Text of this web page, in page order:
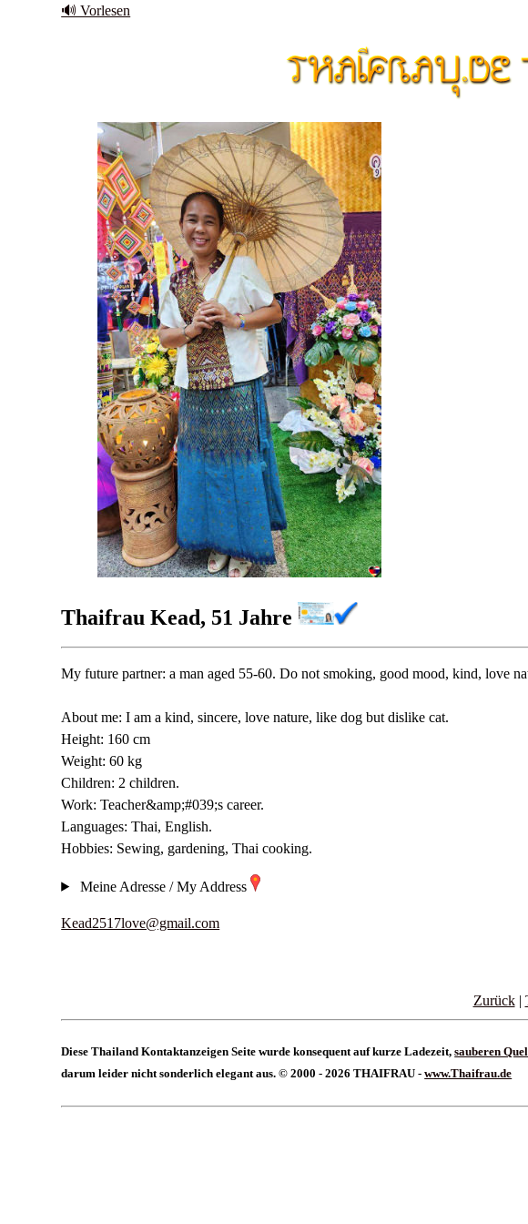
🔊 Vorlesen
Thaifrau Kead, 51 Jahre
My future partner: a man aged 55-60. Do not smoking, good mood, kind, love
About me: I am a kind, sincere, love nature, like dog but dislike cat.
Height: 160 cm
Weight: 60 kg
Children: 2 children.
Work: Teacher&amp;#039;s career.
Languages: Thai, English.
Hobbies: Sewing, gardening, Thai cooking.
Meine Adresse / My Address
Kead2517love@gmail.com
Zurück|
Diese Thailand Kontaktanzeigen Seite wurde konsequent auf kurze Ladezeit,sauberen
darum leider nicht sonderlich elegant aus. © 2000 - 2026 THAIFRAU -www.Thaifrau.de